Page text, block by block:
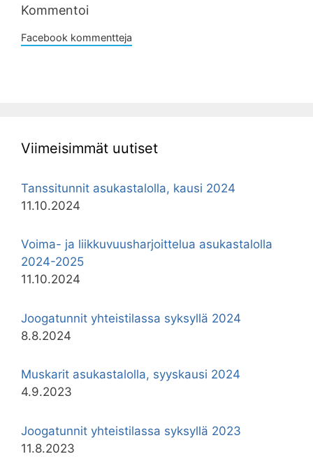
Kommentoi
Facebook kommentteja
Viimeisimmät uutiset
Tanssitunnit asukastalolla, kausi 2024
11.10.2024
Voima- ja liikkuvuusharjoittelua asukastalolla
2024-2025
11.10.2024
Joogatunnit yhteistilassa syksyllä 2024
8.8.2024
Muskarit asukastalolla, syyskausi 2024
4.9.2023
Joogatunnit yhteistilassa syksyllä 2023
11.8.2023